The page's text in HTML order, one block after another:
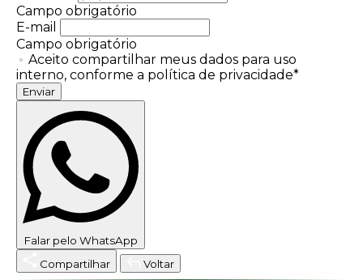
Campo obrigatório
E-mail
Campo obrigatório
Aceito compartilhar meus dados para uso
interno, conforme a política de privacidade*
Enviar
Falar pelo WhatsApp
Compartilhar
Voltar